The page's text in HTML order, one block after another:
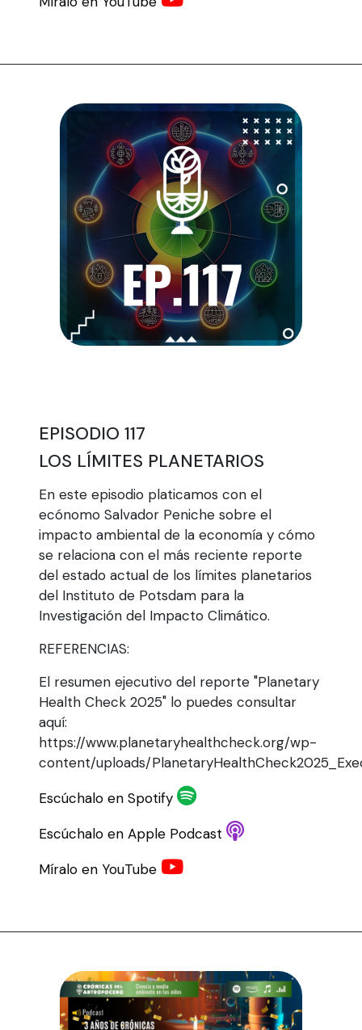
EPISODIO 117
LOS LÍMITES PLANETARIOS
En este episodio platicamos con el
ecónomo Salvador Peniche sobre el
impacto ambiental de la economía y cómo
se relaciona con el más reciente reporte
del estado actual de los límites planetarios
del Instituto de Potsdam para la
Investigación del Impacto Climático.
REFERENCIAS:
El resumen ejecutivo del reporte "Planetary
Health Check 2025" lo puedes consultar
aquí:
https://www.planetaryhealthcheck.org/wp-
content/uploads/
Escúchalo en Spotify
Escúchalo en Apple Podcast
Míralo en YouTube